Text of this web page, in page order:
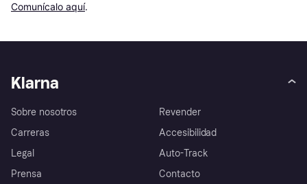
Comunícalo aquí.
Klarna
Sobre nosotros
Carreras
Legal
Prensa
Revender
Accesibilidad
Auto-Track
Contacto